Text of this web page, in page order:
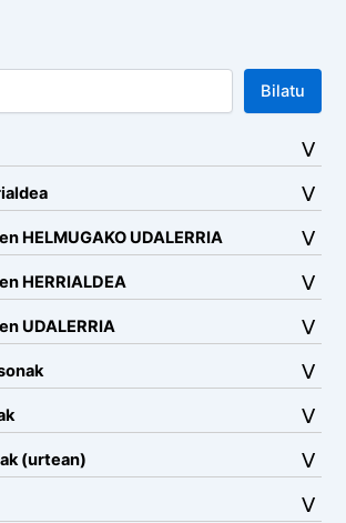
Bilatu
HELMUGAKO UDALERRIA
HERRIALDEA
UDALERRIA
(urtean)